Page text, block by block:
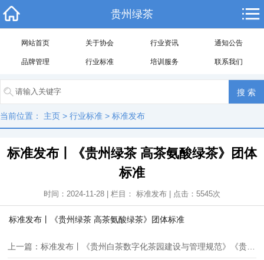
贵州绿茶
网站首页 关于协会 行业资讯 通知公告
品牌管理 行业标准 培训服务 联系我们
当前位置： 主页 > 行业标准 > 标准发布
标准发布丨《贵州绿茶 高茶氨酸绿茶》团体
标准
时间：2024-11-28 | 栏目： 标准发布 | 点击： 5545次
标准发布丨《贵州绿茶 高茶氨酸绿茶》团体标准
上一篇：标准发布丨《贵州白茶数字化茶园建设与管理规范》《贵州白茶数字化加工要求》二项团体标准